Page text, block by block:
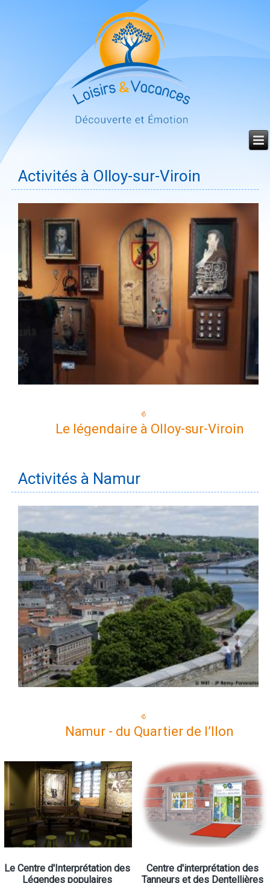
Activités à Olloy-sur-Viroin
Le légendaire à Olloy-sur-Viroin
Activités à Namur
Namur - du Quartier de l’Ilon
Le Centre d'Interprétation des
Légendes populaires
Centre d'interprétation des
Tanneurs et des Dentellières
précédenteprécédent